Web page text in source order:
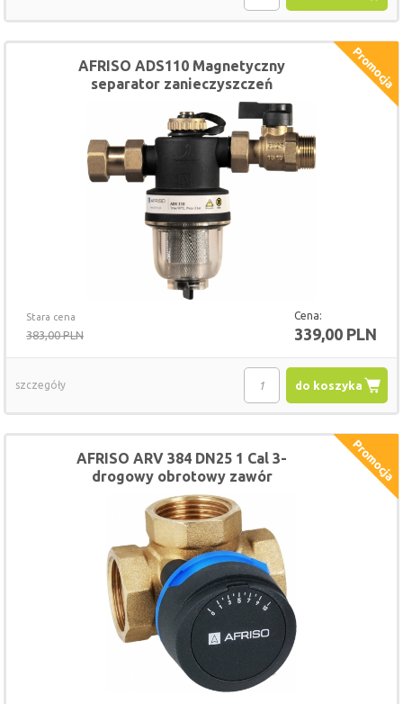
Stara cena
383,00 PLN
Cena:
339,00 PLN
AFRISO ADS110 Magnetyczny
separator zanieczyszczeń
do koszyka
szczegóły
AFRISO ARV 384 DN25 1 Cal 3-
drogowy obrotowy zawór
mieszający ProClick, Kvs 10 (NOWY
MODEL)